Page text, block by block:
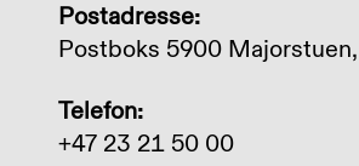
Postadresse:
Postboks 5900
Telefon:
+47 23 21 50 00